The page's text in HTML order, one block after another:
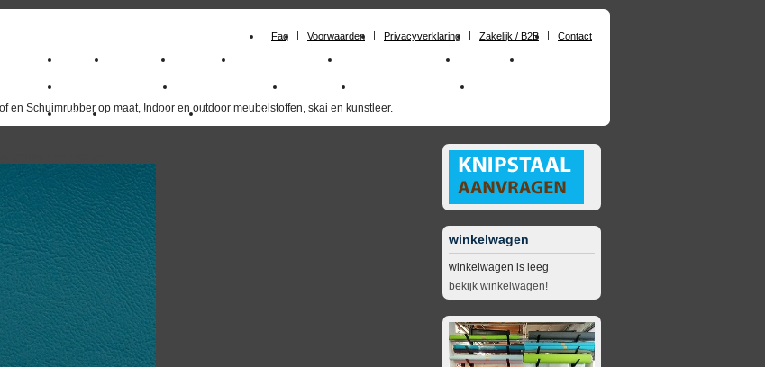
Faq Voorwaarden Privacyverklaring Zakelijk / B2B Contact
en Schuimrubber op maat, Indoor en outdoor meubelstoffen, skai en kunstleer.
Home Meubelstof Kunstleer Schuimrubberplaten Schuimrubber op maat Materialen
milano_outdoorstoffen skai kunstleer kopen outdoorstof skai_kunstleer outdoor
Outlet Meubelstof indoor duurzaam
winkelwagen
winkelwagen is leeg
bekijk winkelwagen!